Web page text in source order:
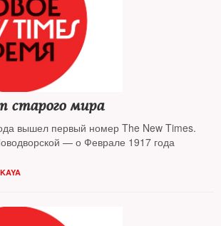
старого мира
вышел первый номер The New Times.
— о Феврале 1917 года